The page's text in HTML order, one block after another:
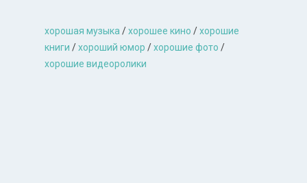
хорошая музыкa /хорошее кино /хорошие
книги /хороший юмор /хорошие фото /
хорошие видеоролики